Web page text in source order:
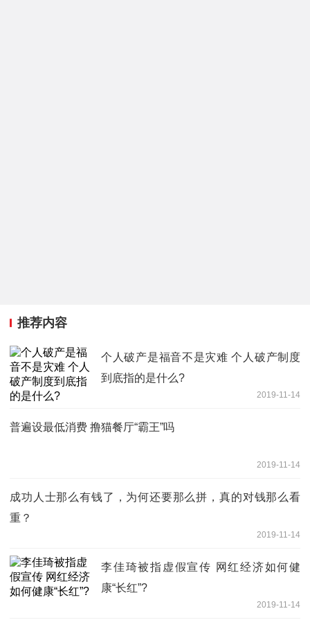
推荐内容
个人破产是福音不是灾难 个人破产制度
到底指的是什么?
2019-11-14
普遍设最低消费 撸猫餐厅“霸王”吗
2019-11-14
成功人士那么有钱了，为何还要那么拼，真的对钱那么看
重？
2019-11-14
李佳琦被指虚假宣传 网红经济如何健
康“长红”?
2019-11-14